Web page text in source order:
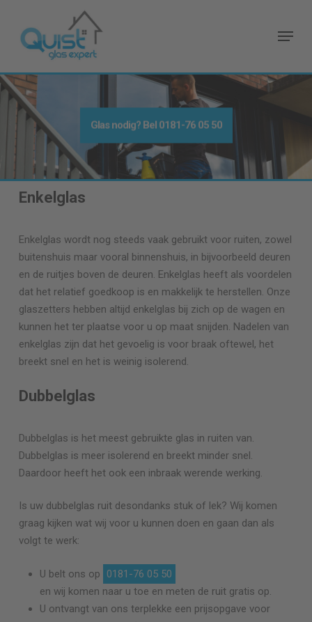
main
Menu
Glas nodig? Bel 0181-76 05 50
Enkelglas
Enkelglas wordt nog steeds vaak gebruikt voor ruiten, zowel
buitenshuis maar vooral binnenshuis, in bijvoorbeeld deuren
en de ruitjes boven de deuren. Enkelglas heeft als voordelen
dat het relatief goedkoop is en makkelijk te herstellen. Onze
glaszetters hebben altijd enkelglas bij zich op de wagen en
kunnen het ter plaatse voor u op maat snijden. Nadelen van
enkelglas zijn dat het gevoelig is voor braak oftewel, het
breekt snel en het is weinig isolerend.
Dubbelglas
Dubbelglas is het meest gebruikte glas in ruiten van.
Dubbelglas is meer isolerend en breekt minder snel.
Daardoor heeft het ook een inbraak werende werking.
Is uw dubbelglas ruit desondanks stuk of lek? Wij komen
graag kijken wat wij voor u kunnen doen en gaan dan als
volgt te werk:
U belt ons op
0181-76 05 50
en wij komen naar u toe en meten de ruit gratis op.
U ontvangt van ons terplekke een prijsopgave voor